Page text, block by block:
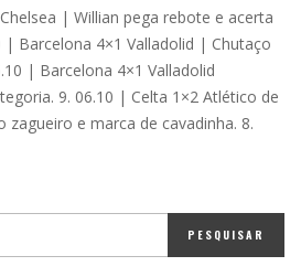
| Willian pega rebote e acerta
| Barcelona 4×1 Valladolid | Chutaço
| Barcelona 4×1 Valladolid
9. 06.10 | Celta 1×2 Atlético de
e marca de cavadinha. 8.